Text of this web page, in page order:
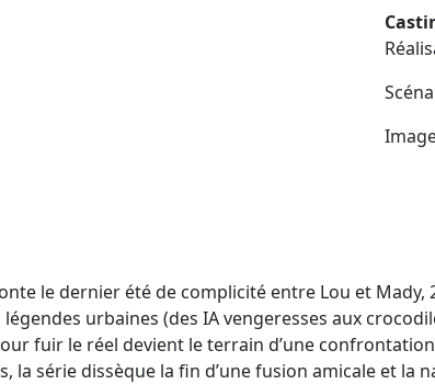
le dernier été de complicité entre Lou et
urbaines (des IA vengeresses aux
fuir le réel devient le terrain d’une
la série dissèque la fin d’une fusion amicale et la